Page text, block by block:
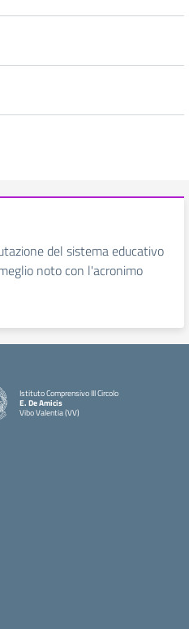
del sistema educativo
noto con l'acronimo
Istituto Comprensivo III Circolo
E. De Amicis
Vibo Valentia (VV)